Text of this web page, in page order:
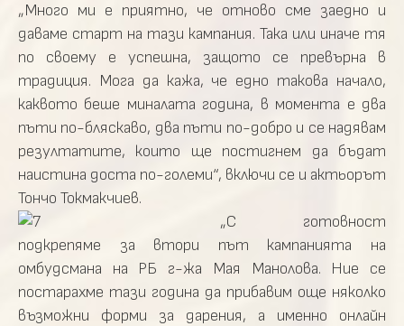
„Много ми е приятно, че отново сме заедно и
даваме старт на тази кампания. Така или иначе тя
по своему е успешна, защото се превърна в
традиция. Мога да кажа, че едно такова начало,
каквото беше миналата година, в момента е два
пъти по-бляскаво, два пъти по-добро и се надявам
резултатите, които ще постигнем да бъдат
наистина доста по-големи“, включи се и актьорът
Тончо Токмакчиев.
„С готовност
подкрепяме за втори път кампанията на
омбудсмана на РБ г-жа Мая Манолова. Ние се
постарахме тази година да прибавим още няколко
възможни форми за дарения, а именно онлайн